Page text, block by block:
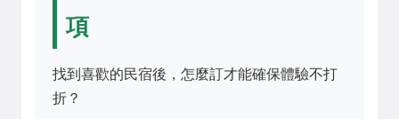
項
找到喜歡的民宿後，怎麼訂才能確保體驗不打
折？